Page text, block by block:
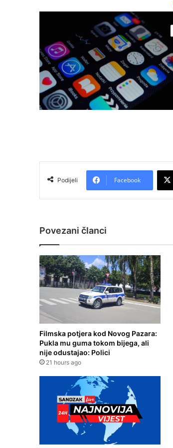
Podijeli Facebook
Povezani članci
Filmska potjera kod Novog Pazara:
Pukla mu guma tokom bijega, ali
nije odustajao: Polici
21 hours ago